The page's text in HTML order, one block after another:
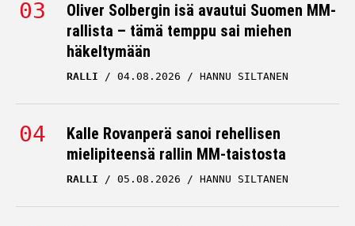
Oliver Solbergin isä avautui Suomen MM-
rallista – tämä temppu sai miehen
häkeltymään
RALLI 04.08.2026 HANNU SILTANEN
Kalle Rovanperä sanoi rehellisen
mielipiteensä rallin MM-taistosta
RALLI 05.08.2026 HANNU SILTANEN